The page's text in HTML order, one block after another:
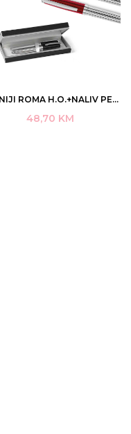
SET NIJI ROMA H.O.+NALIV PERO SORTO BOJE ART.61519 (3)
48,70 KM